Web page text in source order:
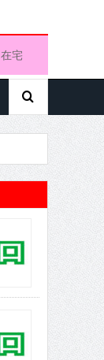
在宅